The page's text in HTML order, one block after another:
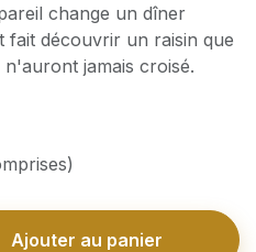
change un dîner
fait découvrir un raisin que
jamais croisé.
Ajouter au panier